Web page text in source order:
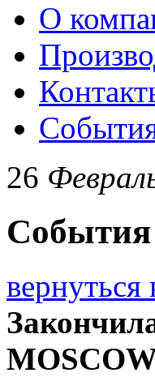
О
26
События